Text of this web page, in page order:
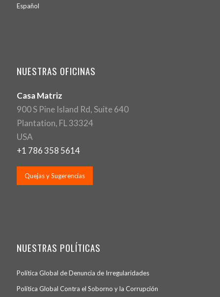
Español
NUESTRAS OFICINAS
Casa Matriz
900 S Pine Island Rd, Suite 640
Plantation, FL 33324
USA
+1 786 358 5614
Quejas y Sugerencias
NUESTRAS POLÍTICAS
Política Global de Denuncia de Irregularidades
Política Global Contra el Soborno y la Corrupción